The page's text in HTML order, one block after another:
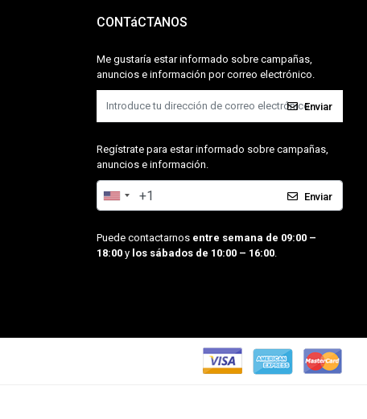
CONTáCTANOS
Me gustaría estar informado sobre campañas,
anuncios e información por correo electrónico.
Enviar
Regístrate para estar informado sobre campañas,
anuncios e información.
Enviar
Puede contactarnos entre semana de 09:00 –
18:00y los sábados de 10:00 – 16:00.